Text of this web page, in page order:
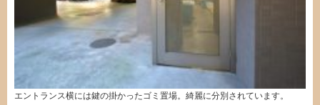
エントランス横には鍵の掛かったゴミ置場。綺麗に分別されています。